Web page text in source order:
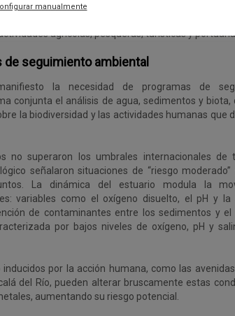
y el zinc también presentaron un
agrícolas, pesqueras, turísticas y
seguimiento ambiental
la necesidad de programas de
conjunta el análisis de agua, sedimentos y biota,
la biodiversidad y las actividades humanas que
no superaron los umbrales internacionales de
señalaron situaciones de “riesgo moderado”
La dinámica del estuario modula la
variables como el oxígeno disuelto, el pH y la
de contaminantes entre los sedimentos y el
por bajos niveles de oxígeno, pH y
por la acción humana, como las
del Río, pueden alterar bruscamente estas
aumentando su riesgo potencial.
manualmente